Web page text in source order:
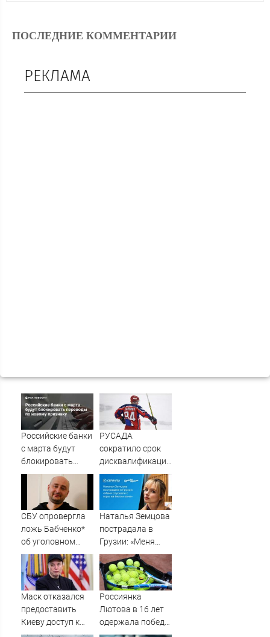
ПОСЛЕДНИЕ КОММЕНТАРИИ
РЕКЛАМА
Российские банки
с марта будут
блокировать
переводы по
новому признаку
РУСАДА
сократило срок
дисквалификации
хоккеиста
Каменева до двух
лет
СБУ опровергла
ложь Бабченко*
об уголовном
деле
Наталья Земцова
пострадала в
Грузии: «Меня
спускали с горы
на белом коне»
Маск отказался
предоставить
Киеву доступ к
Starlink для
Россиянка
Лютова в 16 лет
одержала победу
в дебютном